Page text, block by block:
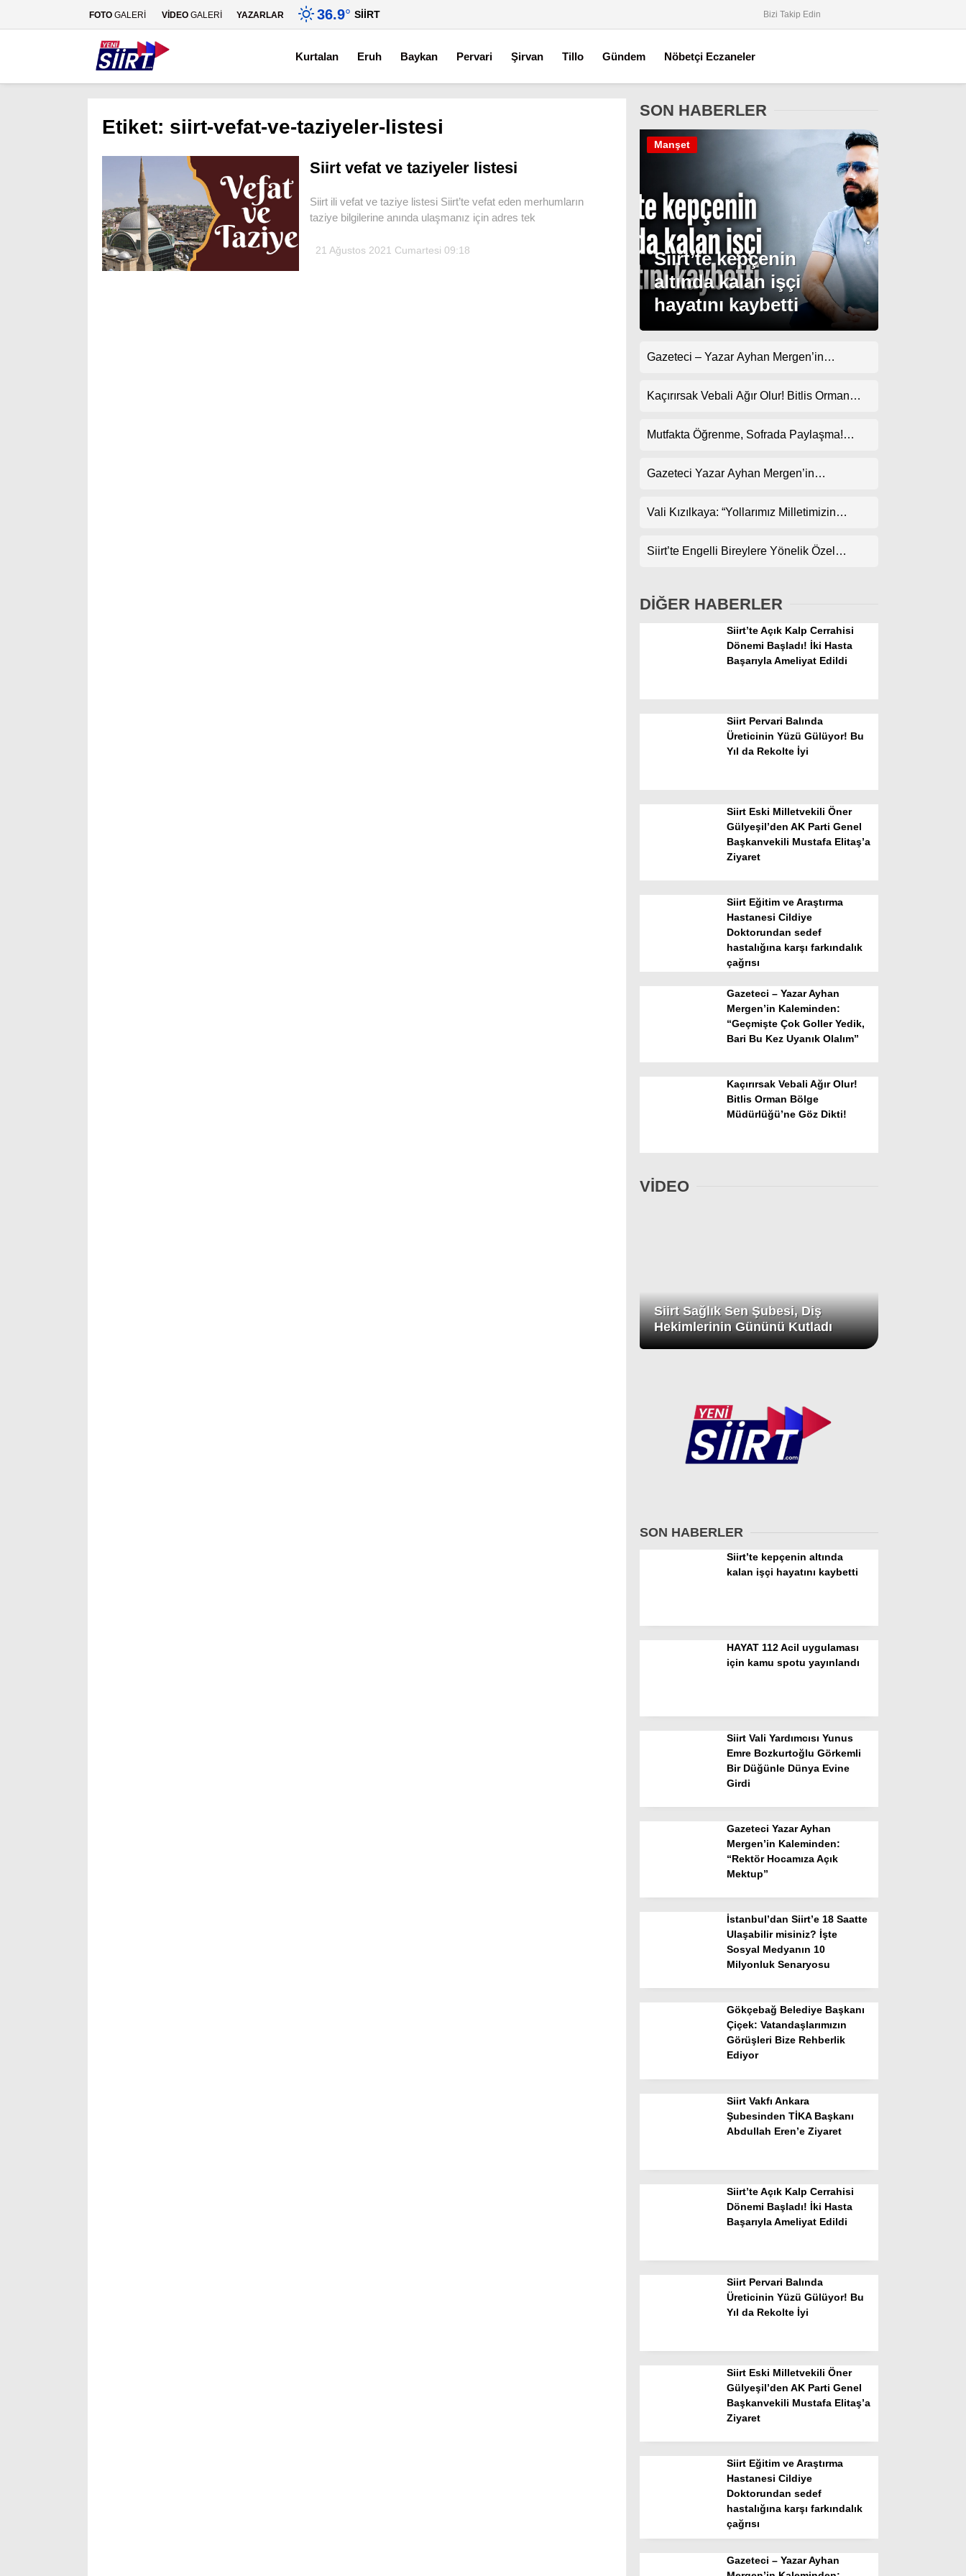
Gündem
Dünya
Spor
Facebook
Youtube
FOTO GALERİ VİDEO GALERİ YAZARLAR 36.9° SIIRT Bizi Takip Edin
Kurtalan Eruh Baykan Pervari Şirvan Tillo Gündem Nöbetçi Eczaneler
Etiket: siirt-vefat-ve-taziyeler-listesi
Siirt vefat ve taziyeler listesi
Siirt ili vefat ve taziye listesi Siirt’te vefat eden merhumların
taziye bilgilerine anında ulaşmanız için adres tek
21 Ağustos 2021 Cumartesi 09:18
SON HABERLER
Siirt’te kepçenin
altında kalan işçi
hayatını kaybetti
Manşet
Gazeteci – Yazar Ayhan Mergen’in
Bari Bu Kez Uyanık Olalım”
Kaçırırsak Vebali Ağır Olur! Bitlis Orman
Mutfakta Öğrenme, Sofrada Paylaşma!
Etkinliği
Gazeteci Yazar Ayhan Mergen’in
Koyulan Bir Dönem”
Vali Kızılkaya: “Yollarımız Milletimizin
Siirt’te Engelli Bireylere Yönelik Özel
DİĞER HABERLER
Siirt’te Açık Kalp Cerrahisi
Dönemi Başladı! İki Hasta
Başarıyla Ameliyat Edildi
Siirt Pervari Balında
Üreticinin Yüzü Gülüyor! Bu
Yıl da Rekolte İyi
Siirt Eski Milletvekili Öner
Gülyeşil’den AK Parti Genel
Başkanvekili Mustafa Elitaş’a
Ziyaret
Siirt Eğitim ve Araştırma
Hastanesi Cildiye
Doktorundan sedef
hastalığına karşı farkındalık
çağrısı
Gazeteci – Yazar Ayhan
Mergen’in Kaleminden:
“Geçmişte Çok Goller Yedik,
Bari Bu Kez Uyanık Olalım”
Kaçırırsak Vebali Ağır Olur!
Bitlis Orman Bölge
Müdürlüğü’ne Göz Dikti!
VİDEO
Siirt Sağlık Sen Şubesi, Diş
Hekimlerinin Gününü Kutladı
SON HABERLER
Siirt’te kepçenin altında
kalan işçi hayatını kaybetti
HAYAT 112 Acil uygulaması
için kamu spotu yayınlandı
Siirt Vali Yardımcısı Yunus
Emre Bozkurtoğlu Görkemli
Bir Düğünle Dünya Evine
Girdi
Gazeteci Yazar Ayhan
Mergen’in Kaleminden:
“Rektör Hocamıza Açık
Mektup”
İstanbul’dan Siirt’e 18 Saatte
Ulaşabilir misiniz? İşte
Sosyal Medyanın 10
Milyonluk Senaryosu
Gökçebağ Belediye Başkanı
Çiçek: Vatandaşlarımızın
Görüşleri Bize Rehberlik
Ediyor
Siirt Vakfı Ankara
Şubesinden TİKA Başkanı
Abdullah Eren’e Ziyaret
Siirt’te Açık Kalp Cerrahisi
Dönemi Başladı! İki Hasta
Başarıyla Ameliyat Edildi
Siirt Pervari Balında
Üreticinin Yüzü Gülüyor! Bu
Yıl da Rekolte İyi
Siirt Eski Milletvekili Öner
Gülyeşil’den AK Parti Genel
Başkanvekili Mustafa Elitaş’a
Ziyaret
Siirt Eğitim ve Araştırma
Hastanesi Cildiye
Doktorundan sedef
hastalığına karşı farkındalık
çağrısı
Gazeteci – Yazar Ayhan